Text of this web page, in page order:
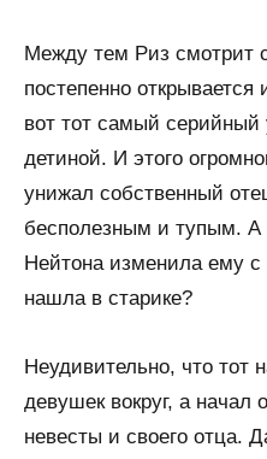
Между тем Риз смотрит
постепенно
вот тот самый
детиной. И этого
унижал собственный
бесполезным и тупым. А
Нейтона изменила ему с
нашла в старике?
Неудивительно, что тот
девушек вокруг, а
невесты и своего отца.